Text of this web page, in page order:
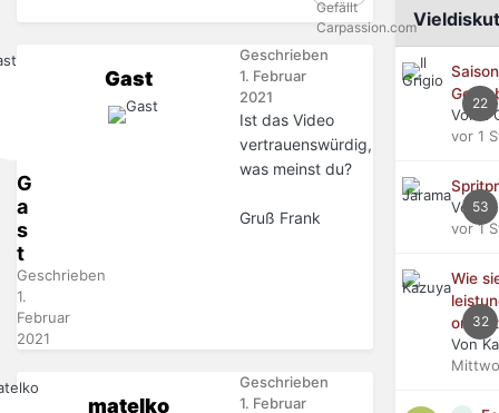
G
a
s
t
Geschrieben
1.
Februar
2021
Gast
Geschrieben
1. Februar
2021
Ist das Video
vertrauenswürdig,
was meinst du?
Gruß Frank
matelko
Geschrieben
1. Februar
22
Von Il
vor 1
53
Von
vor 1
32
Wie
Von